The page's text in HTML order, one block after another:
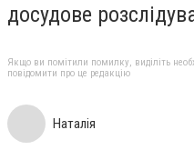
досудове
Якщо ви помітили помилку, виділіть
повідомити про це редакцію
Наталія